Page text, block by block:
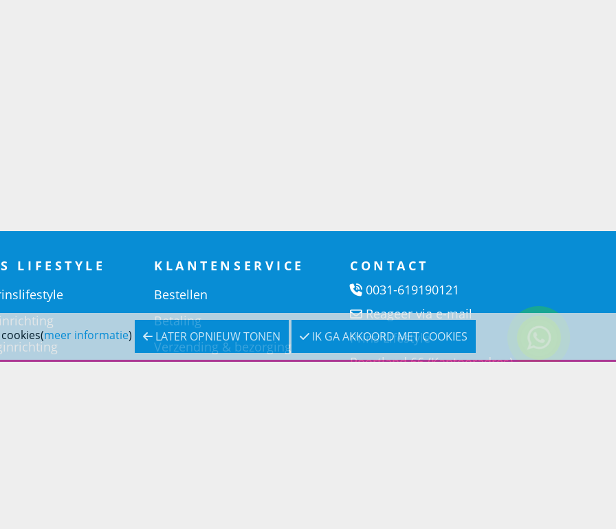
meer informatie) LATER OPNIEUW TONEN IK GA AKKOORD MET COOKIES
LIFESTYLE KLANTENSERVICE
Bestellen
Betaling
Verzending & bezorging
CONTACT
0031-619190121
Reageer via e-mail
Prins Lifestyle
Poortland 66 (Kantooradres)